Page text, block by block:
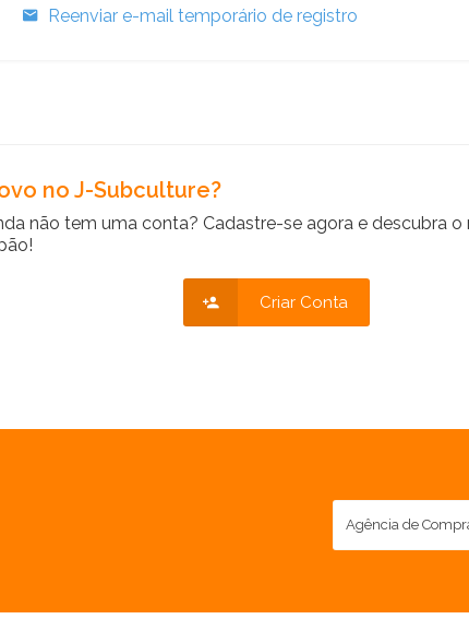
Reenviar e-mail temporário de registro
no J-Subculture?
não tem uma conta? Cadastre-se agora e descubra o
Criar Conta
Agência de